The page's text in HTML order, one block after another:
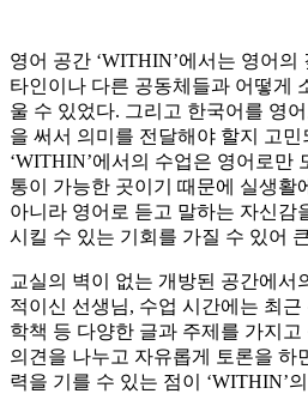
영어 공간 ‘WITHIN’에서는 영어의
타인이나 다른 공동체들과 어떻게
울 수 있었다. 그리고 한국어를 영
을 써서 의미를 전달해야 할지 고
‘WITHIN’에서의 수업은 영어로만
통이 가능한 곳이기 때문에 실생활
아니라 영어로 듣고 말하는 자신감
시킬 수 있는 기회를 가질 수 있어
교실의 벽이 없는 개방된 공간에서
적이신 선생님, 수업 시간에는 최
학책 등 다양한 글과 주제를 가지
의견을 나누고 자유롭게 토론을 하
력을 기를 수 있는 점이 ‘WITHIN’